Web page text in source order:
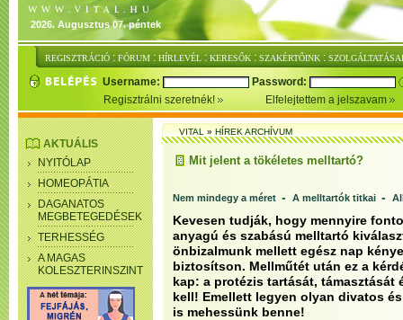
2026. Augusztus 07. péntek
REGISZTRÁCIÓ : FÓRUM : HÍRLEVÉL : KERESŐK : SZAKÉRTŐINK :
Username:
Password:
Regisztrálni szeretnék!
Elfelejtettem a jelszavam
AKTUÁLIS
NYITÓLAP
HOMEOPÁTIA
DAGANATOS
MEGBETEGEDÉSEK
TERHESSÉG
A MAGAS
KOLESZTERINSZINT
VITAL»HÍREK ARCHÍVUM
Mit jelent a tökéletes melltartó?
Nem mindegy a méret - A melltartók titkai -
Kevesen tudják, hogy mennyire
anyagú és szabású melltartó
önbizalmunk mellett egész nap
biztosítson. Mellműtét után ez a
kap: a protézis tartását, támasztását
kell! Emellett legyen olyan divatos
is mehessünk benne!